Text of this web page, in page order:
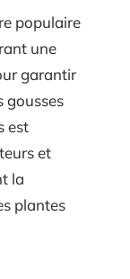
populaire
une
garantir
gousses
est
et
la
plantes